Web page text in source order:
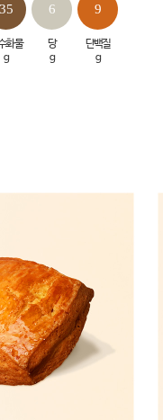
35
화물
g
6
당
g
9
단백질
g